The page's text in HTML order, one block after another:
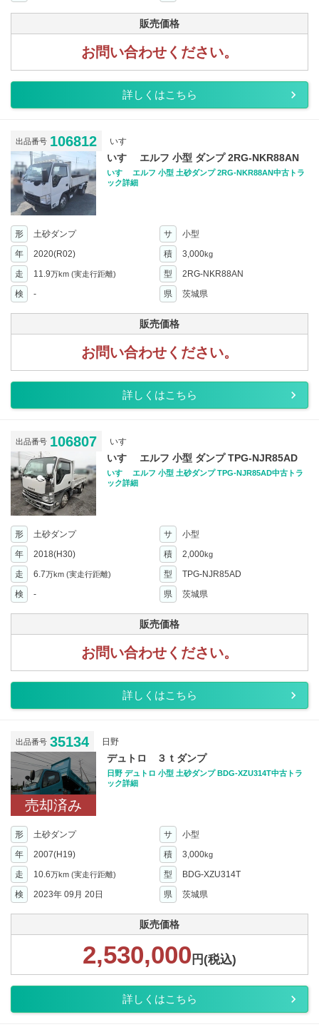
販売価格
お問い合わせください。
詳しくはこちら
出品番号 106812 いすゞ
いすゞ エルフ 小型 ダンプ 2RG-NKR88AN
いすゞ エルフ 小型 土砂ダンプ 2RG-NKR88AN中古トラ
ック詳細
形 土砂ダンプ サ
小型
年
2020(R02) 積 3,000kg
走 11.9万km (実走行距離) 型
2RG-NKR88AN
検
- 県 茨城県
販売価格
お問い合わせください。
詳しくはこちら
出品番号 106807 いすゞ
いすゞ エルフ 小型 ダンプ TPG-NJR85AD
いすゞ エルフ 小型 土砂ダンプ TPG-NJR85AD中古トラ
ック詳細
形 土砂ダンプ サ
小型
年
2018(H30) 積 2,000kg
走 6.7万km (実走行距離) 型
TPG-NJR85AD
検
- 県 茨城県
販売価格
お問い合わせください。
詳しくはこちら
出品番号 35134 日野
売却済み
デュトロ ３ｔダンプ
日野 デュトロ 小型 土砂ダンプ BDG-XZU314T中古トラ
ック詳細
形 土砂ダンプ サ
小型
年
2007(H19) 積 3,000kg
走 10.6万km (実走行距離) 型
BDG-XZU314T
検
2023年 09月 20日 県 茨城県
販売価格
2,530,000 円(税込)
詳しくはこちら